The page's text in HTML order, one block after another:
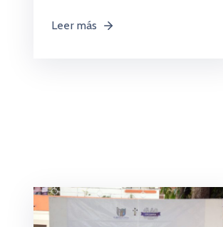
Leer más